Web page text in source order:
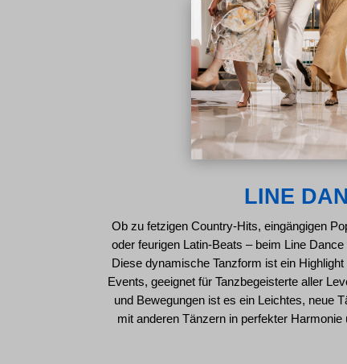
LINE
Ob zu fetzigen Country-Hits, eingängigen
oder feurigen Latin-Beats – beim Line
Diese dynamische Tanzform ist ein
Events, geeignet für Tanzbegeisterte aller
und Bewegungen ist es ein Leichtes, neue
mit anderen Tänzern in perfekter Harmonie